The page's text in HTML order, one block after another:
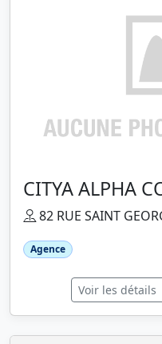
CITYA ALPHA
82 RUE SAINT
Agence
Voir les détails